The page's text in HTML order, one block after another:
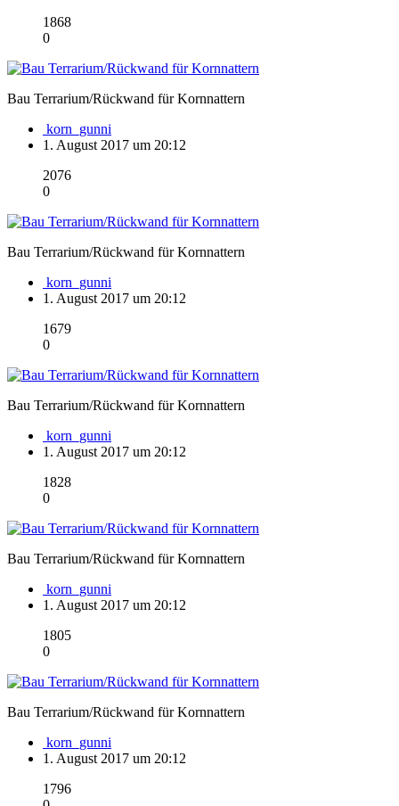
1868
0
Bau Terrarium/Rückwand für Kornnattern
korn_gunni
1. August 2017 um 20:12
2076
0
Bau Terrarium/Rückwand für Kornnattern
korn_gunni
1. August 2017 um 20:12
1679
0
Bau Terrarium/Rückwand für Kornnattern
korn_gunni
1. August 2017 um 20:12
1828
0
Bau Terrarium/Rückwand für Kornnattern
korn_gunni
1. August 2017 um 20:12
1805
0
Bau Terrarium/Rückwand für Kornnattern
korn_gunni
1. August 2017 um 20:12
1796